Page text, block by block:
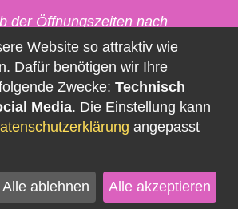
der Öffnungszeiten nach
möglich.
Website so attraktiv wie
Dafür benötigen wir Ihre
Zwecke: Technisch
Media. Die Einstellung kann
angepasst
Alle ablehnen Alle akzeptieren